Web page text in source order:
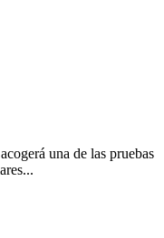
una de las pruebas